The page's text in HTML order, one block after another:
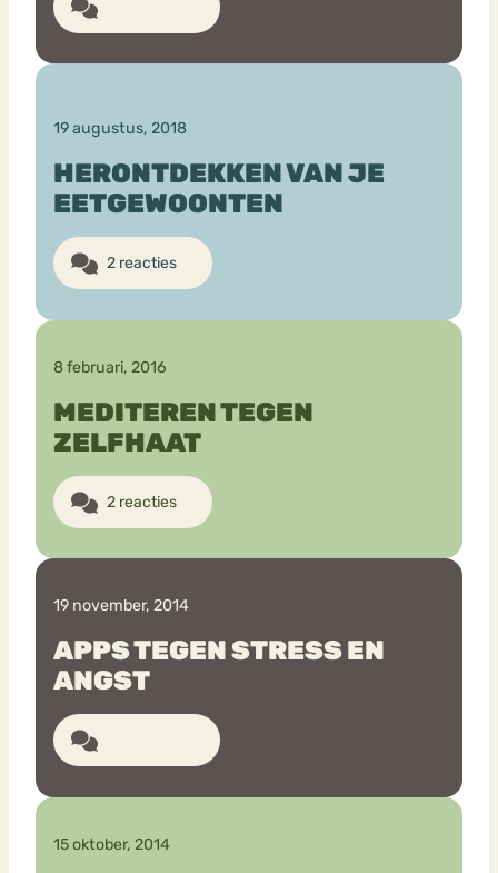
19 augustus, 2018
HERONTDEKKEN VAN JE
EETGEWOONTEN
2 reacties
8 februari, 2016
MEDITEREN TEGEN
ZELFHAAT
2 reacties
19 november, 2014
APPS TEGEN STRESS EN
ANGST
15 oktober, 2014